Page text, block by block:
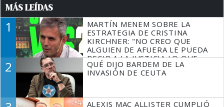
MÁS LEÍDAS
1
MARTÍN MENEM SOBRE LA
ESTRATEGIA DE CRISTINA
KIRCHNER: "NO CREO QUE
ALGUIEN DE AFUERA LE PUEDA
DECIR A LA JUSTICIA LO QUE
TIENE QUE HACER"
2
QUÉ DIJO BARDEM DE LA
INVASIÓN DE CEUTA
ALEXIS MAC ALLISTER CUMPLIÓ